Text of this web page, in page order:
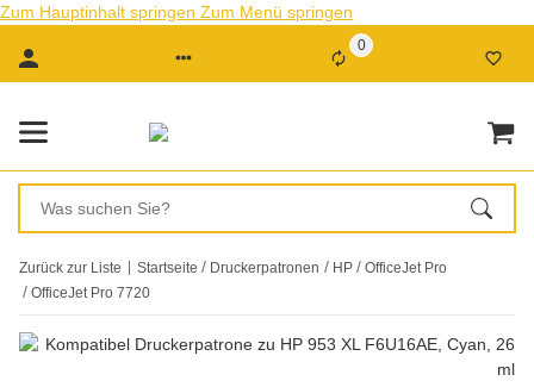
Zum Hauptinhalt springen Zum Menü springen
0
Zurück zur Liste Startseite Druckerpatronen HP
OfficeJet Pro
OfficeJet Pro 7720